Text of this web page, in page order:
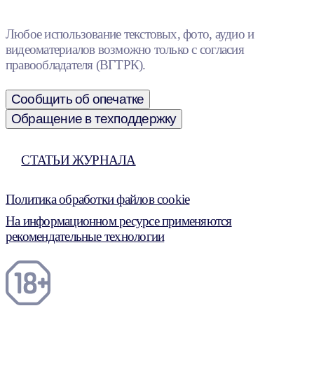
Любое использование текстовых, фото, аудио и
видеоматериалов возможно только с согласия
правообладателя (ВГТРК).
Сообщить об опечатке
Обращение в техподдержку
СТАТЬИ ЖУРНАЛА
Политика обработки файлов cookie
На информационном ресурсе применяются
рекомендательные технологии